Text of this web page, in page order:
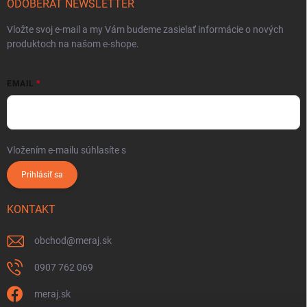
ODOBERAŤ NEWSLETTER
Vložte svoj e-mail a my Vám budeme zasielať informácie o nových
produktoch na našom e-shope.
EMAIL
Vložením e-mailu súhlasíte s
Prihlásiť sa
KONTAKT
obchod@meraj.sk
0907 762 069
meraj.sk